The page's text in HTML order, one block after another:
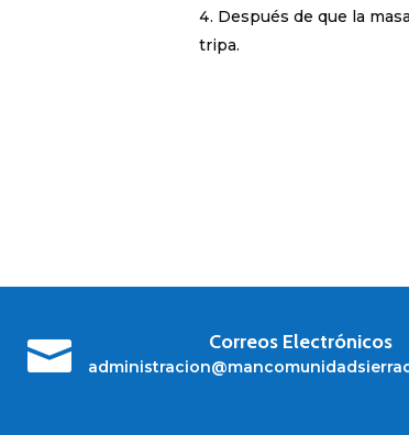
Después de que la
tripa.
 Correos Electrónicos